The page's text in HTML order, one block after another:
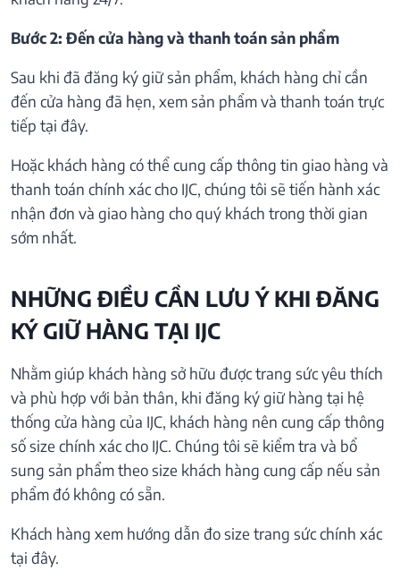
Bước 2: Đến cửa hàng và thanh toán sản phẩm
Sau khi đã đăng ký giữ sản phẩm, khách hàng chỉ cần
đến cửa hàng đã hẹn, xem sản phẩm và thanh toán trực
tiếp tại đây.
Hoặc khách hàng có thể cung cấp thông tin giao hàng và
thanh toán chính xác cho IJC, chúng tôi sẽ tiến hành xác
nhận đơn và giao hàng cho quý khách trong thời gian
sớm nhất.
NHỮNG ĐIỀU CẦN LƯU Ý KHI ĐĂNG
KÝ GIỮ HÀNG TẠI IJC
Nhằm giúp khách hàng sở hữu được trang sức yêu thích
và phù hợp với bản thân, khi đăng ký giữ hàng tại hệ
thống cửa hàng của IJC, khách hàng nên cung cấp thông
số size chính xác cho IJC. Chúng tôi sẽ kiểm tra và bổ
sung sản phẩm theo size khách hàng cung cấp nếu sản
phẩm đó không có sẵn.
Khách hàng xem hướng dẫn đo size trang sức chính xác
tại đây.